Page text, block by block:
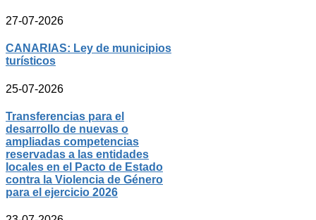
27-07-2026
CANARIAS: Ley de municipios
turísticos
25-07-2026
Transferencias para el
desarrollo de nuevas o
ampliadas competencias
reservadas a las entidades
locales en el Pacto de Estado
contra la Violencia de Género
para el ejercicio 2026